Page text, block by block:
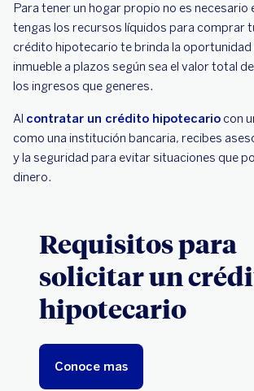
Para tener un hogar propio no es necesario
tengas los recursos líquidos para comprar
crédito hipotecario te brinda la oportunidad
inmueble a plazos según sea el valor total
los ingresos que generes.
Al contratar un crédito hipotecario con
como una institución bancaria, recibes
y la seguridad para evitar situaciones que
dinero.
Requisitos para
solicitar un
hipotecario
Conoce mas